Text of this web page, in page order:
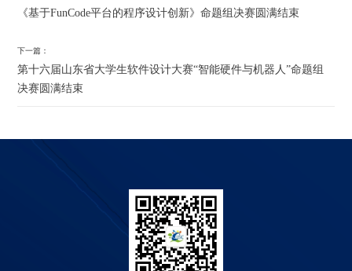
《基于FunCode平台的程序设计创新》命题组决赛圆满结束
下一篇：
第十六届山东省大学生软件设计大赛“智能硬件与机器人”命题组
决赛圆满结束